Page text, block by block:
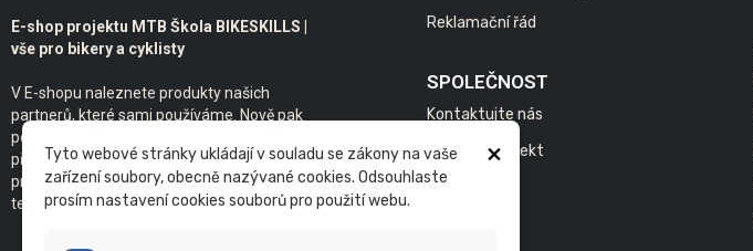
E-shop projektu MTB Škola BIKESKILLS |
vše pro bikery a cyklisty
V E-shopu naleznete produkty našich
partnerů, které sami používáme. Nově pak
poskytujeme servis kol s individuálním
přístupem. Samozřejmostí je základ našeho
projektu - individuální a skupinová výuka
technické jízdy na kole v terénu.
Reklamační řád
SPOLEČNOST
Kontaktujte nás
Bikeskills projekt
×
Tyto webové stránky ukládají v souladu se zákony na vaše
zařízení soubory, obecně nazývané cookies. Odsouhlaste
prosím nastavení cookies souborů pro použití webu.